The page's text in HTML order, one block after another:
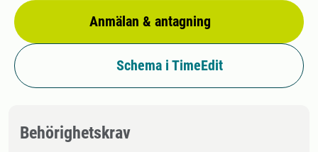
Anmälan & antagning
Schema i TimeEdit
Behörighetskrav